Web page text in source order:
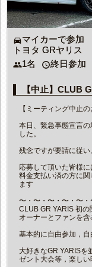
directions_carマイカーで参加
トヨタ GRヤリス
people1名 access_time終日参加
【中止】CLUB
【ミーティング中止の
本日、緊急事態宣言
した。
残念ですが要請に従い
応募して頂いた皆様に
料金支払い済の方に
ます
〜・〜・〜・〜・〜
CLUB GR YARIS 初の
オーナーとファンを
基本的に自由参加，自
大好きなGR YARISを
ゼント大会等，楽しい